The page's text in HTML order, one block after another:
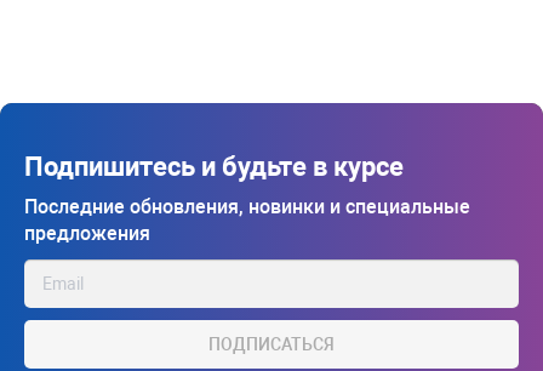
Подпишитесь и будьте в курсе
Последние обновления, новинки и специальные
предложения
ПОДПИСАТЬСЯ